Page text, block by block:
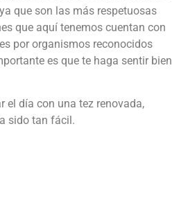
que son las más respetuosas
que aquí tenemos cuentan con
por organismos reconocidos
es que te haga sentir bien
el día con una tez renovada,
sido tan fácil.